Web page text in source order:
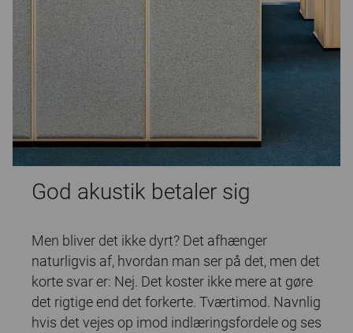
God akustik betaler sig
Men bliver det ikke dyrt? Det afhænger
naturligvis af, hvordan man ser på det, men det
korte svar er: Nej. Det koster ikke mere at gøre
det rigtige end det forkerte. Tværtimod. Navnlig
hvis det vejes op imod indlæringsfordele og ses